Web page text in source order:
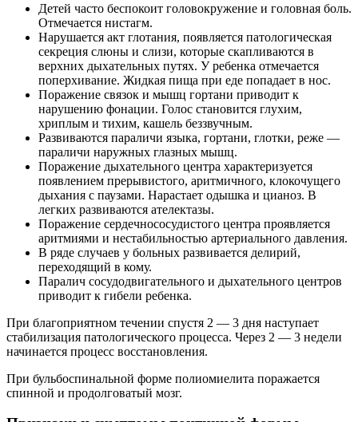
Детей часто беспокоит головокружение и головная боль.
Отмечается нистагм.
Нарушается акт глотания, появляется патологическая
секреция слюны и слизи, которые скапливаются в
верхних дыхательных путях. У ребенка отмечается
поперхивание. Жидкая пища при еде попадает в нос.
Поражение связок и мышц гортани приводит к
нарушению фонации. Голос становится глухим,
хриплым и тихим, кашель беззвучным.
Развиваются параличи языка, гортани, глотки, реже —
параличи наружных глазных мышц.
Поражение дыхательного центра характеризуется
появлением прерывистого, аритмичного, клокочущего
дыхания с паузами. Нарастает одышка и цианоз. В
легких развиваются ателектазы.
Поражение сердечнососудистого центра проявляется
аритмиями и нестабильностью артериального давления.
В ряде случаев у больных развивается делирий,
переходящий в кому.
Паралич сосудодвигательного и дыхательного центров
приводит к гибели ребенка.
При благоприятном течении спустя 2 — 3 дня наступает
стабилизация патологического процесса. Через 2 — 3 недели
начинается процесс восстановления.
При бульбоспинальной форме полиомиелита поражается
спинной и продолговатый мозг.